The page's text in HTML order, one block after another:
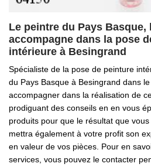
Le peintre du Pays Basque,
accompagne dans la pose
intérieure à Besingrand
Spécialiste de la pose de peinture
du Pays Basque à Besingrand dans
accompagner dans la réalisation de
prodiguant des conseils en en vous
produits pour que le résultat que
mettra également à votre profit son
en valeur de vos pièces. Pour en
services, vous pouvez le contacter